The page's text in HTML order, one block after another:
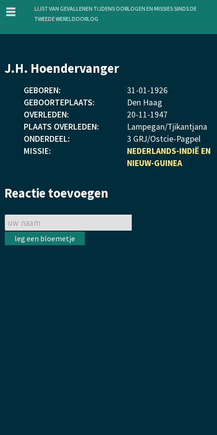
en
inhoud
menu
Lijst van gevallenen tijdens oorlogen en missies sinds de
Tweede Wereldoorlog
J.H. Hoendervanger
GEBOREN: 31-01-1926
GEBOORTEPLAATS:
Den Haag
OVERLEDEN:
20-11-1947
PLAATS OVERLEDEN:
Lampegan/Tjikantjana
ONDERDEEL:
3 GRJ/Ostcie-Pagpel
MISSIE:
NEDERLANDS-INDIË EN
NIEUW-GUINEA
Reactie toevoegen